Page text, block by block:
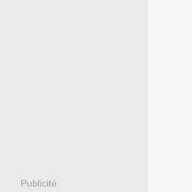
Publicité